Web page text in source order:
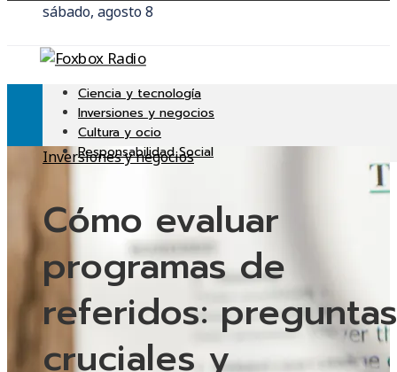
sábado, agosto 8
Ciencia y tecnología
Inversiones y negocios
Cultura y ocio
Responsabilidad Social
Inversiones y negocios
Cómo evaluar
programas de
referidos: preguntas
cruciales y